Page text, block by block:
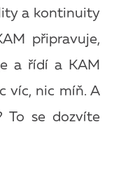
a kontinuity
připravuje,
a řídí a KAM
víc, nic míň. A
To se dozvíte